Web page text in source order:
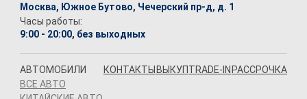
Москва, Южное Бутово, Чечерский пр-д, д. 1
Часы работы:
9:00 - 20:00, без выходных
АВТОМОБИЛИ
ВСЕ АВТО
КОНТАКТЫ ВЫКУПTRADE-IN РАССРОЧКА